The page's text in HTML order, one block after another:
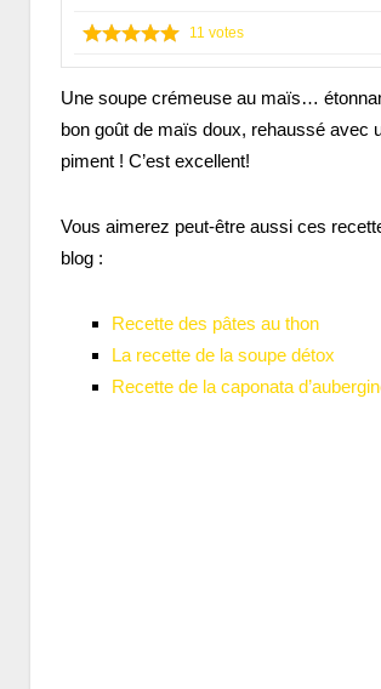
11 votes
Une soupe crémeuse au maïs…
bon goût de maïs doux, rehaussé avec
piment ! C’est excellent!
Vous aimerez peut-être aussi ces
blog :
Recette des pâtes au thon
La recette de la soupe détox
Recette de la caponata